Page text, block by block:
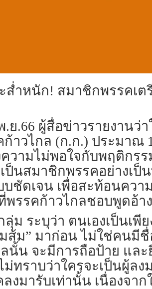
ะส่ำหนัก! สมาชิกพรรคเ
.ย.66 ผู้สื่อข่าวรายงานว่
าวไกล (ก.ก.) ประมาณ
วามไม่พอใจกับพฤติกร
ป็นสมาชิกพรรคอย่างเ
ดเจน เพื่อสะท้อนความ
พรรคก้าวไกลชอบพูดอ้า
ม ระบุว่า ตนเองเป็นเ
ส้ม” มาก่อน ไม่ใช่คนมี
นั้น จะมีการถือป้าย แล
ทราบว่าใครจะเป็นผู้ล
งมารับเท่านั้น เนื่องจา